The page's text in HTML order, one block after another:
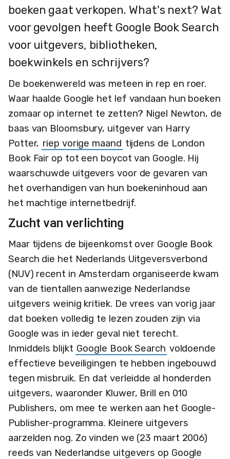
boeken gaat verkopen. What's next? Wat
voor gevolgen heeft Google Book Search
voor uitgevers, bibliotheken,
boekwinkels en schrijvers?
De boekenwereld was meteen in rep en roer.
Waar haalde Google het lef vandaan hun boeken
zomaar op internet te zetten? Nigel Newton, de
baas van Bloomsbury, uitgever van Harry
Potter, riep vorige maand tijdens de London
Book Fair op tot een boycot van Google. Hij
waarschuwde uitgevers voor de gevaren van
het overhandigen van hun boekeninhoud aan
het machtige internetbedrijf.
Zucht van verlichting
Maar tijdens de bijeenkomst over Google Book
Search die het Nederlands Uitgeversverbond
(NUV) recent in Amsterdam organiseerde kwam
van de tientallen aanwezige Nederlandse
uitgevers weinig kritiek. De vrees van vorig jaar
dat boeken volledig te lezen zouden zijn via
Google was in ieder geval niet terecht.
Inmiddels blijkt Google Book Search voldoende
effectieve beveiligingen te hebben ingebouwd
tegen misbruik. En dat verleidde al honderden
uitgevers, waaronder Kluwer, Brill en 010
Publishers, om mee te werken aan het Google-
Publisher-programma. Kleinere uitgevers
aarzelden nog. Zo vinden we (23 maart 2006)
reeds van Nederlandse uitgevers op Google